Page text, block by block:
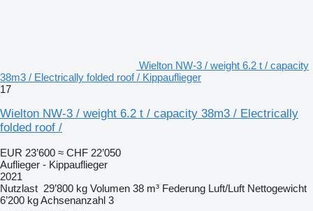
Wielton NW-3 / weight 6.2 t / capacity
38m3 / Electrically folded roof / Kippauflieger
17
Wielton NW-3 / weight 6.2 t / capacity 38m3 / Electrically
folded roof /
EUR 23’600 ≈ CHF 22’050
Auflieger - Kippauflieger
2021
Nutzlast 29’800 kg Volumen 38 m³ Federung Luft/Luft Nettogewicht
6’200 kgAchsenanzahl 3